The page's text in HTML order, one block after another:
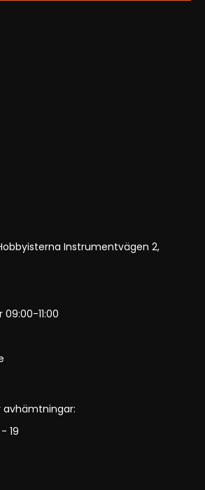
Instrumentvägen 2,
11:00
avhämtningar:
19